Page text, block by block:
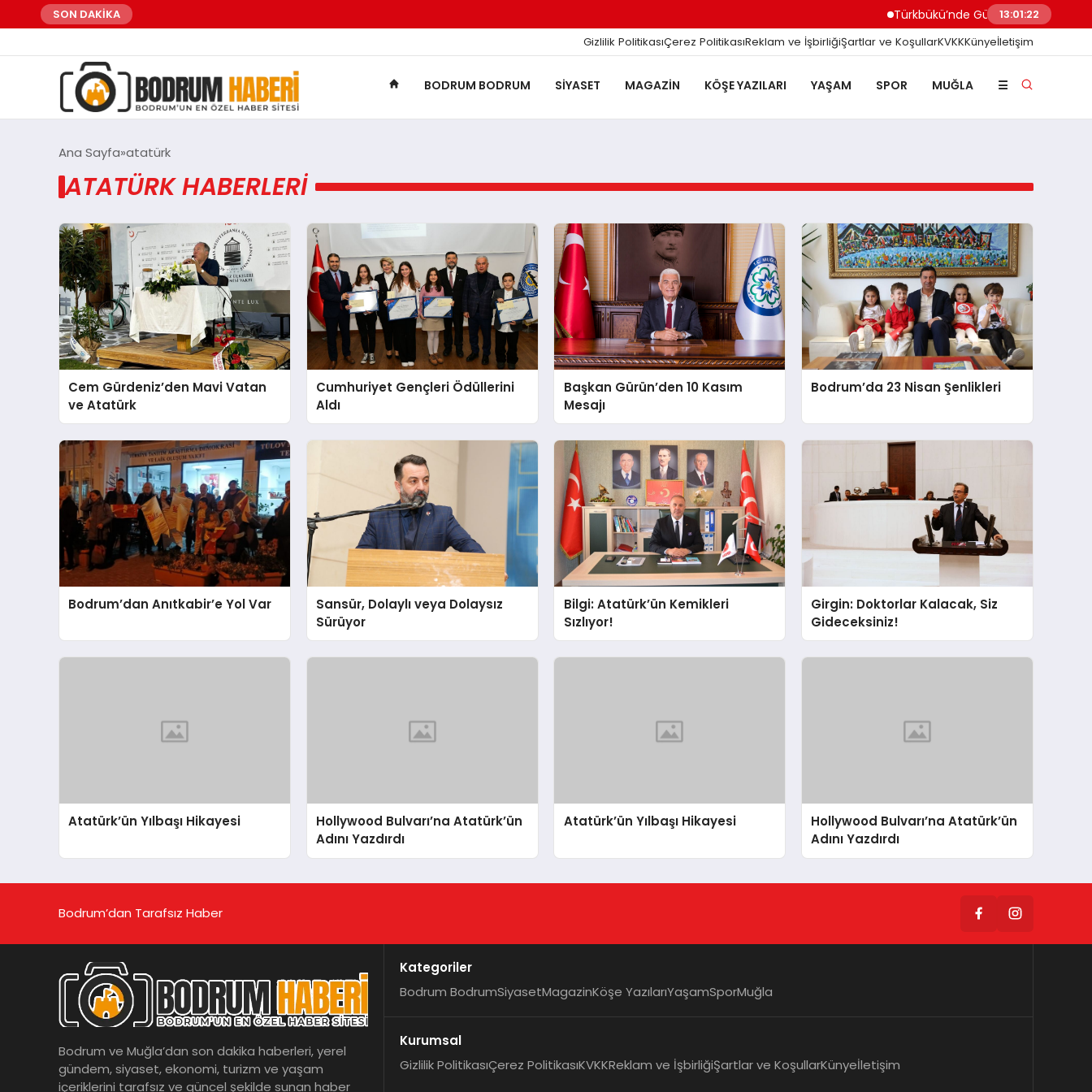
SON DAKİKA Türkbükü’nde Gündem Olan ‘3
13:01:23
Gizlilik PolitikasıÇerez PolitikasıReklam ve İşbirliğiŞartlar ve KoşullarKVKKKünyeİletişim
BODRUM BODRUM SIYASET MAGAZIN KÖŞE YAZILARI YAŞAM SPOR MUĞLA ☰
Ana Sayfa atatürk
ATATÜRK HABERLERI
Cem Gürdeniz’den Mavi Vatan
ve Atatürk
Cumhuriyet Gençleri Ödüllerini
Aldı
Başkan Gürün’den 10 Kasım
Mesajı
Bodrum’da 23 Nisan Şenlikleri
Bodrum’dan Anıtkabir’e Yol Var
Sansür, Dolaylı veya Dolaysız
Sürüyor
Bilgi: Atatürk’ün Kemikleri
Sızlıyor!
Girgin: Doktorlar Kalacak, Siz
Gideceksiniz!
Atatürk’ün Yılbaşı Hikayesi
Hollywood Bulvarı’na Atatürk’ün
Adını Yazdırdı
Atatürk’ün Yılbaşı Hikayesi
Hollywood Bulvarı’na Atatürk’ün
Adını Yazdırdı
Bodrum’dan Tarafsız Haber
Bodrum ve Muğla’dan son dakika haberleri, yerel
gündem, siyaset, ekonomi, turizm ve yaşam
içeriklerini tarafsız ve güncel şekilde sunan haber
Kategoriler
Bodrum BodrumSiyasetMagazinKöşe YazılarıYaşamSporMuğla
Kurumsal
Gizlilik PolitikasıÇerez PolitikasıKVKKReklam ve İşbirliğiŞartlar ve KoşullarKünyeİletişim